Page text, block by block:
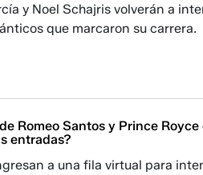
y Noel Schajris volverán a
que marcaron su carrera.
Romeo Santos y Prince
entradas?
a una fila virtual para